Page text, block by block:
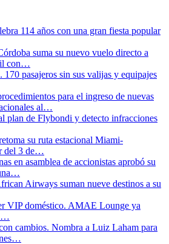
114 años con una gran fiesta popular
suma su nuevo vuelo directo a
con…
170 pasajeros sin sus valijas y equipajes
para el ingreso de nuevas
al…
de Flybondi y detecto infracciones
su ruta estacional Miami-
del 3 de…
en asamblea de accionistas aprobó su
Airways suman nueve destinos a su
VIP doméstico. AMAE Lounge ya
cambios. Nombra a Luiz Laham para